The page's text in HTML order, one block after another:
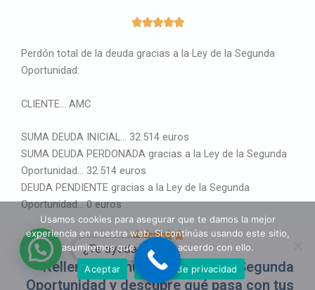
5
5
Perdón total de la deuda gracias a la Ley de la Segunda
Oportunidad:
CLIENTE… AMC
SUMA DEUDA INICIAL… 32.514 euros
SUMA DEUDA PERDONADA gracias a la Ley de la Segunda
Oportunidad… 32.514 euros
DEUDA PENDIENTE gracias a la Ley de la Segunda
Oportunidad… 0 euros
5
/
5
Rellena el Simulador Ley de la Segunda
Oportunidad y descubre qué pasa con tus
¿Te ayudamos?
Usamos cookies para asegurar que te damos la mejor
experiencia en nuestra web. Si continúas usando este sitio,
asumiremos que estás de acuerdo con ello.
Aceptar
Política de privacidad